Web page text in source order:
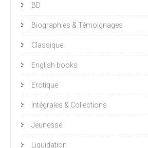
BD
Biographies & Témoignages
Classique
English books
Erotique
Intégrales & Collections
Jeunesse
Liquidation